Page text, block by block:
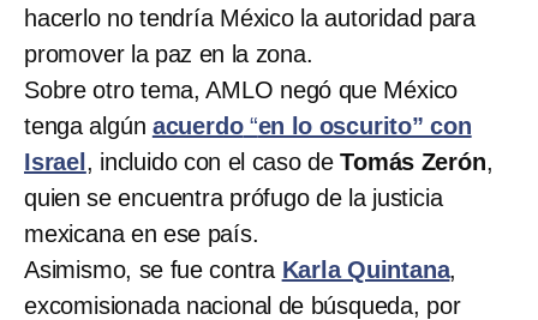
hacerlo no tendría México la autoridad para
promover la paz en la zona.
Sobre otro tema, AMLO negó que México
tenga algún acuerdo“en lo oscurito” con
Israel , incluido con el caso deTomás Zerón,
quien se encuentra prófugo de la justicia
mexicana en ese país.
Asimismo, se fue contra Karla Quintana,
excomisionada nacional de búsqueda, por